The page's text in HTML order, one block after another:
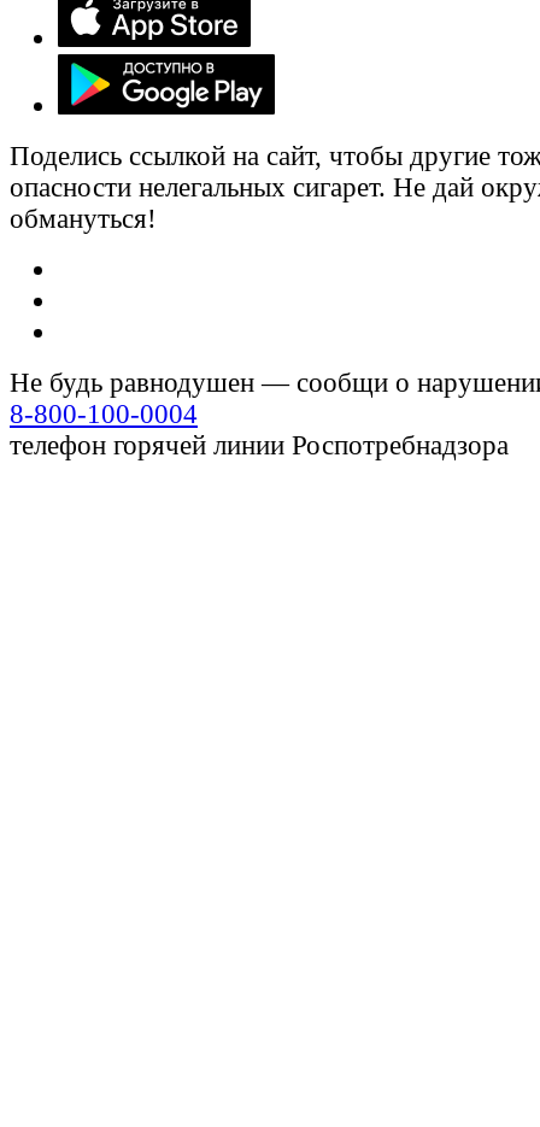
Поделись ссылкой на сайт, чтобы другие
опасности нелегальных сигарет. Не дай
обмануться!
Не будь равнодушен — сообщи о
8-800-100-0004
телефон горячей линии Роспотребнадзора